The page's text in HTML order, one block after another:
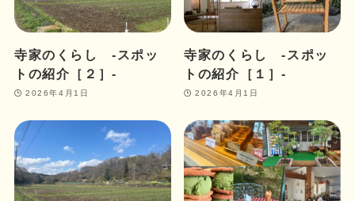
寺家のくらし ‐スポッ
トの紹介［２］‐
2026年4月1日
寺家のくらし ‐スポッ
トの紹介［１］‐
2026年4月1日